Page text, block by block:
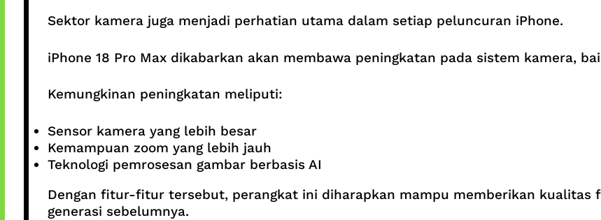
Sektor kamera juga menjadi perhatian utama dalam setiap peluncuran iPhone.
iPhone 18 Pro Max dikabarkan akan membawa peningkatan pada sistem kamera,
Kemungkinan peningkatan meliputi:
Sensor kamera yang lebih besar
Kemampuan zoom yang lebih jauh
Teknologi pemrosesan gambar berbasis AI
Dengan fitur-fitur tersebut, perangkat ini diharapkan mampu memberikan kualitas
generasi sebelumnya.